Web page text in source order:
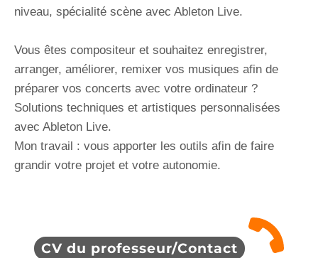
niveau, spécialité scène avec Ableton Live.
Vous êtes compositeur et souhaitez enregistrer,
arranger, améliorer, remixer vos musiques afin de
préparer vos concerts avec votre ordinateur ?
Solutions techniques et artistiques personnalisées
avec Ableton Live.
Mon travail : vous apporter les outils afin de faire
grandir votre projet et votre autonomie.
CV du professeur/Contact